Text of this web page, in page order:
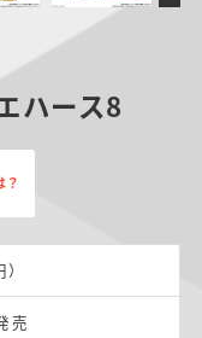
ハース8
？
売